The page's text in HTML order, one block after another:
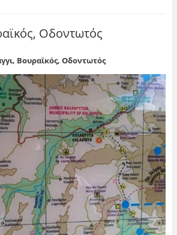
Οδοντωτός
Βουραϊκός, Οδοντωτός